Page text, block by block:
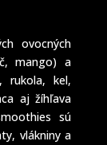
ovocných
mango) a
rukola, kel,
aj žíhľava
sú
vlákniny a